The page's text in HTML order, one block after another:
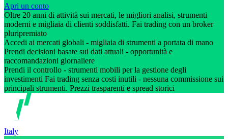
Apri un conto
Oltre 20 anni di attività sui mercati, le migliori analisi, strumenti
moderni e migliaia di clienti soddisfatti. Fai trading con un broker
pluripremiato
Accedi ai mercati globali - migliaia di strumenti a portata di mano
Prendi decisioni basate sui dati attuali - opportunità e
raccomandazioni giornaliere
Prendi il controllo - strumenti mobili per la gestione degli
investimenti Fai trading senza costi inutili - nessuna commissione sui
principali strumenti. Prezzi trasparenti e spread storici
Italy